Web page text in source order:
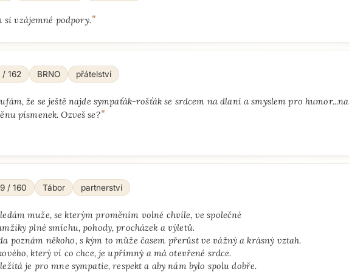
si vzájemné podpory."
/ 162 BRNO přátelství
že se ještě najde sympaťák-rošťák se srdcem na dlani a smyslem pro humor...na
písmenek. Ozveš se?"
/ 160 Tábor partnerství
muže, se kterým proměním volné chvíle, ve společné
plné smíchu, pohody, procházek a výletů.
poznám někoho, s kým to může časem přerůst ve vážný a krásný vztah.
který ví co chce, je upřímný a má otevřené srdce.
je pro mne sympatie, respekt a aby nám bylo spolu dobře.